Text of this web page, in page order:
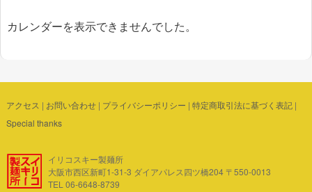
カレンダーを表示できませんでした。
アクセス | お問い合わせ| プライバシーポリシー | 特定商取引法に基づく表記|
Special thanks
イリコスキー製麺所
大阪市西区新町1-31-3 ダイアパレス四ツ橋204 〒550-0013
TEL 06-6648-8739